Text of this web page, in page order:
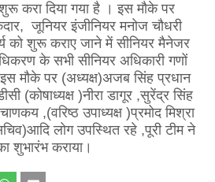
करा दिया गया है । इस मौके पर
जूनियर इंजीनियर मनोज चौधरी
को शुरू कराए जाने में सीनियर मैनेजर
के सभी सीनियर अधिकारी गणों
मौके पर (अध्यक्ष)अजब सिंह प्रधान
(कोषाध्यक्ष )नीरा डागूर ,सुरेंद्र सिंह
,(वरिष्ठ उपाध्यक्ष )प्रमोद मिश्रा
लोग उपस्थित रहे ,पूरी टीम ने
शुभारंभ कराया।